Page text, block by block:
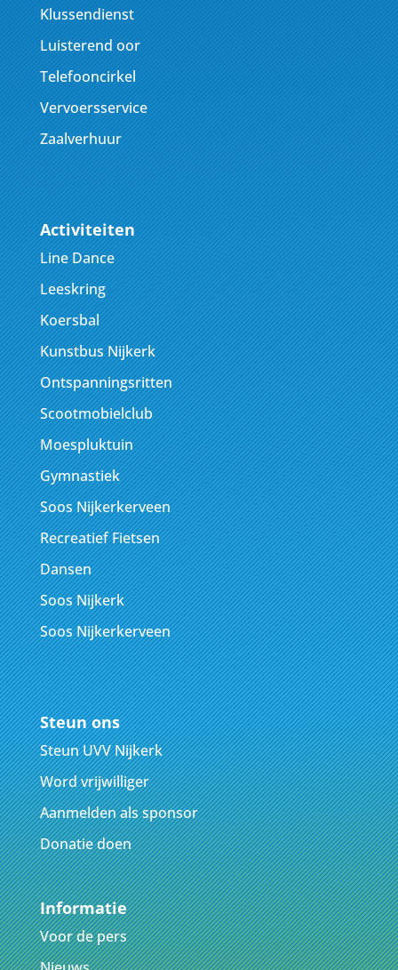
Klussendienst
Luisterend oor
Telefooncirkel
Vervoersservice
Zaalverhuur
Activiteiten
Line Dance
Leeskring
Koersbal
Kunstbus Nijkerk
Ontspanningsritten
Scootmobielclub
Moespluktuin
Gymnastiek
Soos Nijkerkerveen
Recreatief Fietsen
Dansen
Soos Nijkerk
Soos Nijkerkerveen
Steun ons
Steun UVV Nijkerk
Word vrijwilliger
Aanmelden als sponsor
Donatie doen
Informatie
Voor de pers